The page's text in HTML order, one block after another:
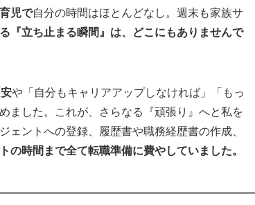
児で自分の時間はほとんどなし。週末も家族サ
『立ち止まる瞬間』は、どこにもありませんで
や「自分もキャリアアップしなければ」「もっ
ました。これが、さらなる『頑張り』へと私を
ェントへの登録、履歴書や職務経歴書の作成、
の時間まで全て転職準備に費やしていました。